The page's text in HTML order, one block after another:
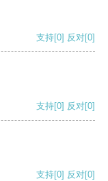
支持[0] 反对[0]
支持[0] 反对[0]
支持[0] 反对[0]